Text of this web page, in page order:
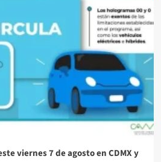
viernes 7 de agosto en CDMX y